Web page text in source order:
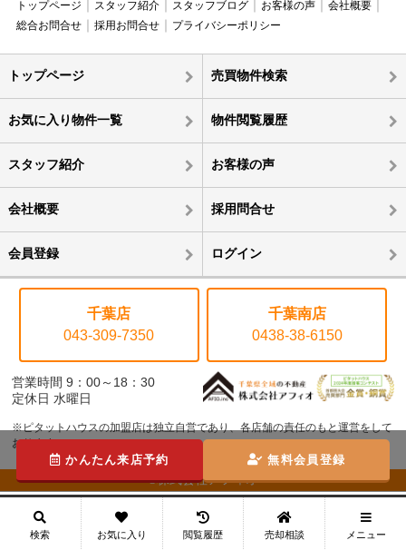
トップページ スタッフ紹介 スタッフブログ お客様の声
会社概要
総合お問合せ
採用お問合せ プライバシーポリシー
トップページ 売買物件検索
お気に入り物件一覧 物件閲覧履歴
スタッフ紹介 お客様の声
会社概要 採用問合せ
会員登録 ログイン
千葉店
043-309-7350
千葉南店
0438-38-6150
営業時間 9：00～18：30
定休日 水曜日
※ピタットハウスの加盟店は独立自営であり、各店舗の責任のもと運営をして
おります。
©株式会社アフィオ
かんたん来店予約 無料会員登録
検索 お気に入り 閲覧履歴 売却相談 メニュー